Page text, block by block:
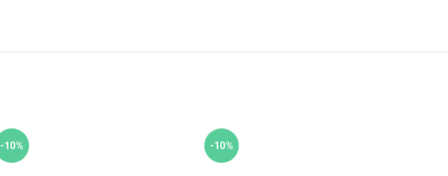
-10% -10%